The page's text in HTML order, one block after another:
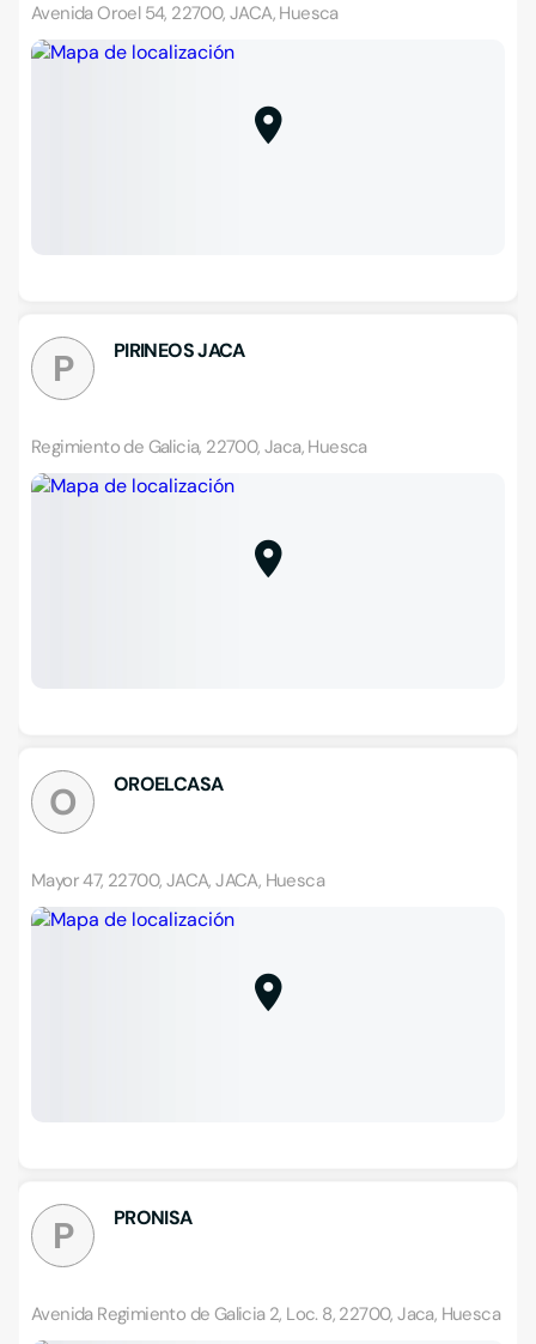
Avenida Oroel 54, 22700, JACA, Huesca
P PIRINEOS JACA
Regimiento de Galicia, 22700, Jaca, Huesca
O OROELCASA
Mayor 47, 22700, JACA, JACA, Huesca
P PRONISA
Avenida Regimiento de Galicia 2, Loc. 8, 22700, Jaca, Huesca